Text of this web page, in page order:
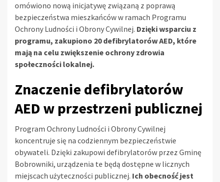
omówiono nową inicjatywę związaną z poprawą
bezpieczeństwa mieszkańców w ramach Programu
Ochrony Ludności i Obrony Cywilnej. Dzięki wsparciu z
programu, zakupiono 20 defibrylatorów AED, które
mają na celu zwiększenie ochrony zdrowia
społeczności lokalnej.
Znaczenie defibrylatorów
AED w przestrzeni publicznej
Program Ochrony Ludności i Obrony Cywilnej
koncentruje się na codziennym bezpieczeństwie
obywateli. Dzięki zakupowi defibrylatorów przez Gminę
Bobrowniki, urządzenia te będą dostępne w licznych
miejscach użyteczności publicznej. Ich obecność jest